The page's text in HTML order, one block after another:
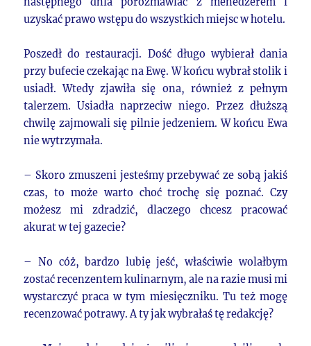
uzyskać prawo wstępu do wszystkich miejsc w hotelu.
Poszedł do restauracji. Dość długo wybierał dania
przy bufecie czekając na Ewę. W końcu wybrał stolik i
usiadł. Wtedy zjawiła się ona, również z pełnym
talerzem. Usiadła naprzeciw niego. Przez dłuższą
chwilę zajmowali się pilnie jedzeniem. W końcu Ewa
nie wytrzymała.
– Skoro zmuszeni jesteśmy przebywać ze sobą jakiś
czas, to może warto choć trochę się poznać. Czy
możesz mi zdradzić, dlaczego chcesz pracować
akurat w tej gazecie?
– No cóż, bardzo lubię jeść, właściwie wolałbym
zostać recenzentem kulinarnym, ale na razie musi mi
wystarczyć praca w tym miesięczniku. Tu też mogę
recenzować potrawy. A ty jak wybrałaś tę redakcję?